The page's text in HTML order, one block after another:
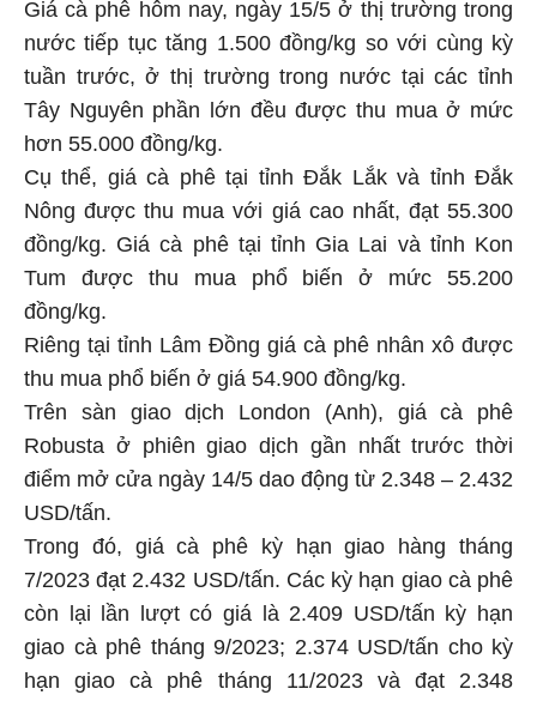
Giá cà phê hôm nay, ngày 15/5 ở thị trường trong
nước tiếp tục tăng 1.500 đồng/kg so với cùng kỳ
tuần trước, ở thị trường trong nước tại các tỉnh
Tây Nguyên phần lớn đều được thu mua ở mức
hơn 55.000 đồng/kg.
Cụ thể, giá cà phê tại tỉnh Đắk Lắk và tỉnh Đắk
Nông được thu mua với giá cao nhất, đạt 55.300
đồng/kg. Giá cà phê tại tỉnh Gia Lai và tỉnh Kon
Tum được thu mua phổ biến ở mức 55.200
đồng/kg.
Riêng tại tỉnh Lâm Đồng giá cà phê nhân xô được
thu mua phổ biến ở giá 54.900 đồng/kg.
Trên sàn giao dịch London (Anh), giá cà phê
Robusta ở phiên giao dịch gần nhất trước thời
điểm mở cửa ngày 14/5 dao động từ 2.348 – 2.432
USD/tấn.
Trong đó, giá cà phê kỳ hạn giao hàng tháng
7/2023 đạt 2.432 USD/tấn. Các kỳ hạn giao cà phê
còn lại lần lượt có giá là 2.409 USD/tấn kỳ hạn
giao cà phê tháng 9/2023; 2.374 USD/tấn cho kỳ
hạn giao cà phê tháng 11/2023 và đạt 2.348